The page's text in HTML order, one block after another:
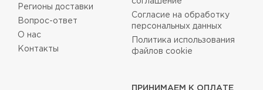
Регионы доставки
Вопрос-ответ
О нас
Контакты
Согласие на обработку
персональных данных
Политика использования
файлов cookie
ПРИНИМАЕМ К ОПЛАТЕ